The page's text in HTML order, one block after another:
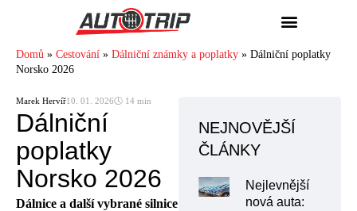
Domů » Cestování » Dálniční známky a poplatky » Dálniční poplatky
Norsko 2026
Marek Hervíř10. 01. 2026🕓 14 min
Dálniční
poplatky
Norsko 2026
Dálnice a další vybrané silnice
NEJNOVĚJŠÍ
ČLÁNKY
Nejlevnější
nová auta: